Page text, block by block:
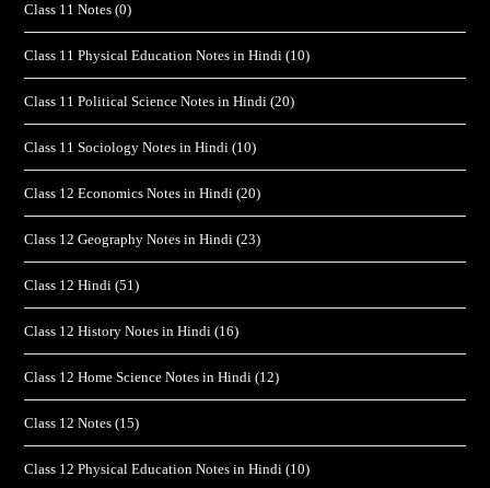
Class 11 Notes (0)
Class 11 Physical Education Notes in Hindi (10)
Class 11 Political Science Notes in Hindi (20)
Class 11 Sociology Notes in Hindi (10)
Class 12 Economics Notes in Hindi (20)
Class 12 Geography Notes in Hindi (23)
Class 12 Hindi (51)
Class 12 History Notes in Hindi (16)
Class 12 Home Science Notes in Hindi (12)
Class 12 Notes (15)
Class 12 Physical Education Notes in Hindi (10)